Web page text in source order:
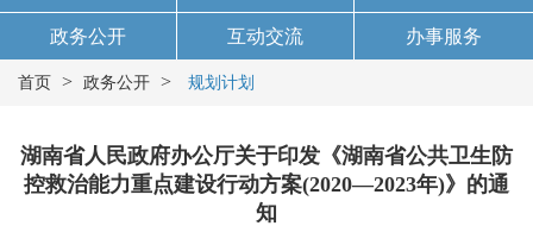
政务公开 互动交流 办事服务
首页 > 政务公开 > 规划计划
湖南省人民政府办公厅关于印发《湖南省公共卫生防
控救治能力重点建设行动方案(2020—2023年)》的通
知